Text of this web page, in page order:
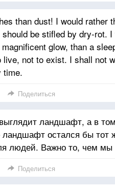
than dust! I would rather
be stifled by dry-rot.
glow, than a
not to exist. I shall not
time.
Поделиться
ландшафт, а в
остался бы тот
людей. Важно то, чем мы
Поделиться